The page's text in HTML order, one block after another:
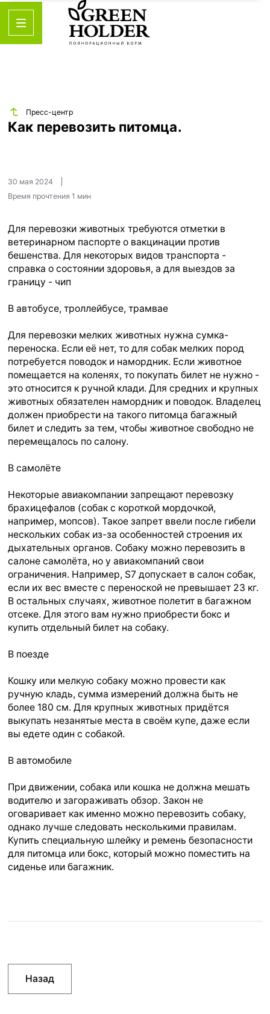
Пресс-центр
Как перевозить питомца.
30 мая 2024
Время прочтения 1 мин
Для перевозки животных требуются отметки в
ветеринарном паспорте о вакцинации против
бешенства. Для некоторых видов транспорта -
справка о состоянии здоровья, а для выездов за
границу - чип
В автобусе, троллейбусе, трамвае
Для перевозки мелких животных нужна сумка-
переноска. Если её нет, то для собак мелких пород
потребуется поводок и намордник. Если животное
помещается на коленях, то покупать билет не нужно -
это относится к ручной клади. Для средних и крупных
животных обязателен намордник и поводок. Владелец
должен приобрести на такого питомца багажный
билет и следить за тем, чтобы животное свободно не
перемещалось по салону.
В самолёте
Некоторые авиакомпании запрещают перевозку
брахицефалов (собак с короткой мордочкой,
например, мопсов). Такое запрет ввели после гибели
нескольких собак из-за особенностей строения их
дыхательных органов. Собаку можно перевозить в
салоне самолёта, но у авиакомпаний свои
ограничения. Например, S7 допускает в салон собак,
если их вес вместе с переноской не превышает 23 кг.
В остальных случаях, животное полетит в багажном
отсеке. Для этого вам нужно приобрести бокс и
купить отдельный билет на собаку.
В поезде
Кошку или мелкую собаку можно провести как
ручную кладь, сумма измерений должна быть не
более 180 см. Для крупных животных придётся
выкупать незанятые места в своём купе, даже если
вы едете один с собакой.
В автомобиле
При движении, собака или кошка не должна мешать
водителю и загораживать обзор. Закон не
оговаривает как именно можно перевозить собаку,
однако лучше следовать несколькими правилам.
Купить специальную шлейку и ремень безопасности
для питомца или бокс, который можно поместить на
сиденье или багажник.
Назад